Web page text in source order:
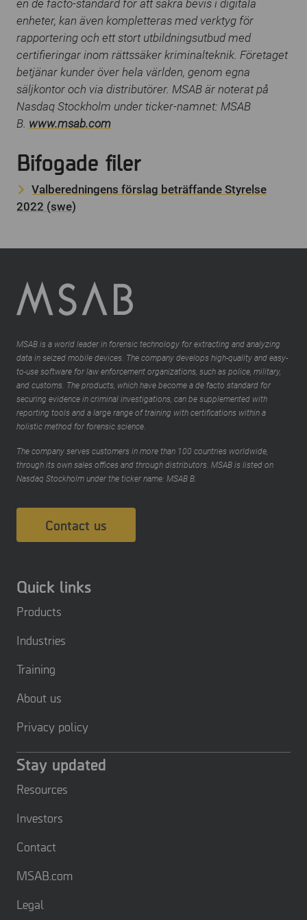
en de facto-standard för att säkra bevis i digitala
enheter, kan även kompletteras med verktyg för
rapportering och ett stort utbildningsutbud med
certifieringar inom rättssäker kriminalteknik. Företaget
betjänar kunder över hela världen, genom egna
säljkontor och via distributörer. MSAB är noterat på
Nasdaq Stockholm under ticker-namnet: MSAB
B. www.msab.com
Bifogade filer
Valberedningens förslag beträffande Styrelse
2022 (swe)
MSAB is a world leader in forensic technology for extracting and analyzing
data in seized mobile devices. The company develops high-quality and easy-
to-use software for law enforcement organizations, such as police, military,
and customs. The products, which have become a de facto standard for
securing evidence in criminal investigations, can be supplemented with
reporting tools and a large range of training with certifications within a
holistic method for forensic science.
The company serves customers in more than 100 countries worldwide,
through its own sales offices and through distributors. MSAB is listed on
Nasdaq Stockholm under the ticker name: MSAB B.
Contact us
Quick links
Products
Industries
Training
About us
Privacy policy
Stay updated
Resources
Investors
Contact
MSAB.com
Legal